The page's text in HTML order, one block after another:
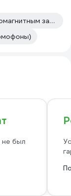
Комплекты видеодомофонов с электромагнитным замком
был